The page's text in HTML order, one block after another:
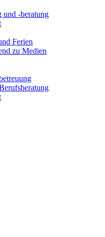
und -beratung
Ferien
zu Medien